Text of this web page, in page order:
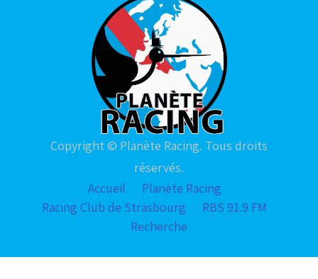
Copyright © Planète Racing. Tous droits
réservés.
Accueil
Planète Racing
Racing Club de Strasbourg
RBS 91.9 FM
Recherche